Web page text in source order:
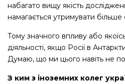
набагато вищу якість
намагається утримувати більше
Тому значного впливу або
діяльності, якщо Росії в
Думаю, що ми цього навіть не
З ким з іноземних колег